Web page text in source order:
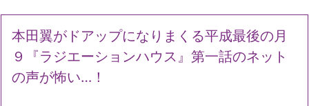
本田翼がドアップになりまくる平成最後の月
９『ラジエーションハウス』第一話のネット
の声が怖い…！